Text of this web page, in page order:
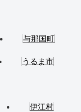
与那国町
うるま市
伊江村